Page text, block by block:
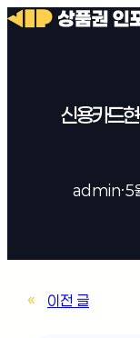
신용카드
admin·5
«
이전 글